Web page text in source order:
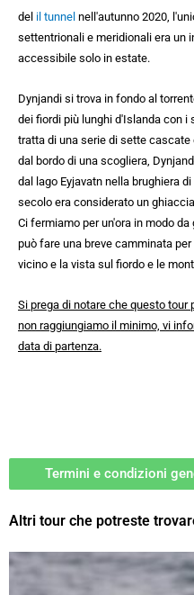
del il tunnel nell'autunno 2020,
settentrionali e meridionali era un
accessibile solo in estate.
Dynjandi si trova in fondo al
dei fiordi più lunghi d'Islanda con i
tratta di una serie di sette
dal bordo di una scogliera,
dal lago Eyjavatn nella brughiera
secolo era considerato un
Ci fermiamo per un'ora in modo
può fare una breve camminata
vicino e la vista sul fiordo e le
Si prega di notare che questo tour
non raggiungiamo il minimo, vi
data di partenza.
Termini e condizioni
Altri tour che potreste